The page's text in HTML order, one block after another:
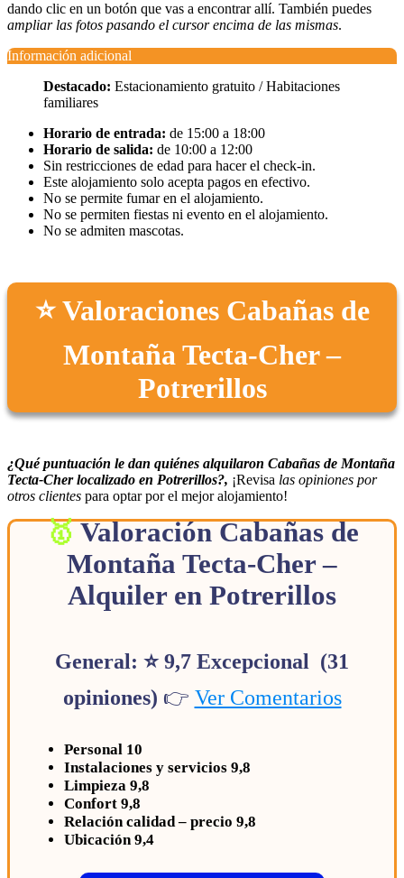
dando clic en un botón que vas a encontrar allí. También puedes
ampliar las fotos pasando el cursor encima de las mismas.
Información adicional
Destacado: Estacionamiento gratuito / Habitaciones
familiares
Horario de entrada: de 15:00 a 18:00
Horario de salida: de 10:00 a 12:00
Sin restricciones de edad para hacer el check-in.
Este alojamiento solo acepta pagos en efectivo.
No se permite fumar en el alojamiento.
No se permiten fiestas ni evento en el alojamiento.
No se admiten mascotas.
⭐ Valoraciones Cabañas de
Montaña Tecta-Cher –
Potrerillos
¿Qué puntuación le dan quiénes alquilaron Cabañas de Montaña
Tecta-Cher localizado en Potrerillos?, ¡Revisa las opiniones por
otros clientes para optar por el mejor alojamiento!
Valoración Cabañas de
Montaña Tecta-Cher –
Alquiler en Potrerillos
General: ⭐ 9,7 Excepcional (31
opiniones) 👉 Ver Comentarios
Personal 10
Instalaciones y servicios 9,8
Limpieza 9,8
Confort 9,8
Relación calidad – precio 9,8
Ubicación 9,4